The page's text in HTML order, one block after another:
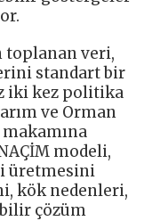
toplanan veri,
standart bir
iki kez politika
ve Orman
makamına
modeli,
üretmesini
kök nedenleri,
çözüm